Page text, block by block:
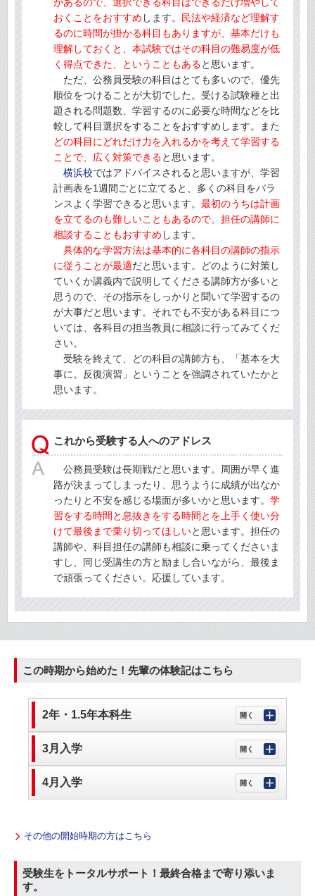
おくことをおすすめ します。
民法や経済など理解す
るのに時間が掛かる科目もありますが、基本だけも
理解しておくと、本試験ではその科目の難易度が低
く得点できた、ということもあると思います。
ただ、公務員受験の科目はとても多いので、優先
順位をつけることが大切でした。受ける試験種と出
題される問題数、学習するのに必要な時間などを比
較して科目選択をすることをおすすめします。また
どの科目にどれだけ力を入れるかを考えて学習する
ことで、広く対策できると思います。
横浜校ではアドバイスされると思いますが、学習
計画表を1週間ごとに立てると、多くの科目をバラ
ンスよく学習できると思います。 最初のうちは計画
を立てるのも難しいこともあるので、担任の講師に
相談することもおすすめ します。
具体的な学習方法は基本的に各科目の講師の指示
に従うことが最適だと思います。どのように対策し
ていくか講義内で説明してくださる講師方が多いと
思うので、その指示をしっかりと聞いて学習するの
が大事だと思います。それでも不安がある科目につ
いては、各科目の担当教員に相談に行ってみてくだ
さい。
受験を終えて、どの科目の講師方も、「基本を大
事に。反復演習」ということを強調されていたかと
思います。
これから受験する人へのアドレス
公務員受験は長期戦だと思います。周囲が早く進
路が決まってしまったり、思うように成績が出なか
ったりと不安を感じる場面が多いかと思います。 学
習をする時間と息抜きをする時間とを上手く使い分
けて最後まで乗り切ってほしいと思います。担任の
講師や、科目担任の講師も相談に乗ってくださいま
すし、同じ受講生の方と励まし合いながら、最後ま
で頑張ってください。応援しています。
この時期から始めた！先輩の体験記はこちら
2年・1.5年本科生
3月入学
4月入学
その他の開始時期の方はこちら
受験生をトータルサポート！最終合格まで寄り添いま
す。